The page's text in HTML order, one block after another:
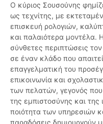
Ο κύριος Σουσούνης
ως τεχνίτης, με
επισκευή ρολογιών,
και παλαιότερα μοντέλα.
σύνθετες περιπτώσεις
σε έναν κλάδο που
επαγγελματική του
επικοινωνία και
των πελατών, γεγονός
της εμπιστοσύνης και της
ποιότητα των υπηρεσιών
παραδόσεις δημιουργούν